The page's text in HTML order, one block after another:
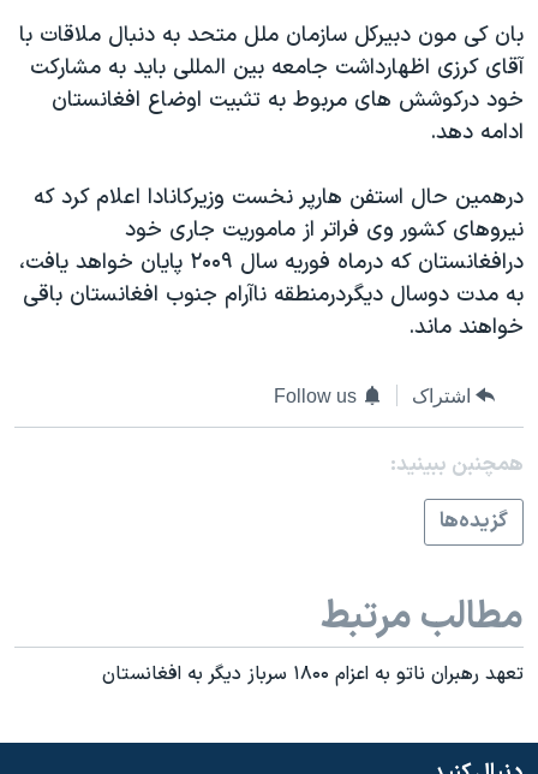
تریبونال مردمی آبان ۹۸
دادگاه حمید نوری
چهل سال گروگان‌گیری
اعتراضات مردمی آبان ۹۸
اسرائیل در جنگ
نرگس محمدی برنده جایزه نوبل صلح
همایش محافظه‌کاران آمریکا «سی‌پک»
سفر پرزیدنت ترامپ به چین
بان کی مون دبیرکل سازمان ملل متحد به دنبال ملاقات با
آقای کرزی اظهارداشت جامعه بین المللی باید به مشارکت
خود درکوشش های مربوط به تثبیت اوضاع افغانستان
ادامه دهد.
درهمین حال استفن هارپر نخست وزیرکانادا اعلام کرد که
نیروهای کشور وی فراتر از ماموریت جاری خود
درافغانستان که درماه فوریه سال ۲۰۰۹ پایان خواهد یافت،
به مدت دوسال دیگردرمنطقه ناآرام جنوب افغانستان باقی
خواهند ماند.
اشتراک Follow us
همچنبن ببینید:
گزيده‌ها
مطالب مرتبط
تعهد رهبران ناتو به اعزام ۱۸۰۰ سرباز ديگر به افغانستان